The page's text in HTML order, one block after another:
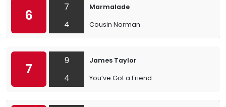
6
7
4
Marmalade
Cousin Norman
7
9
4
James Taylor
You’ve Got a Friend